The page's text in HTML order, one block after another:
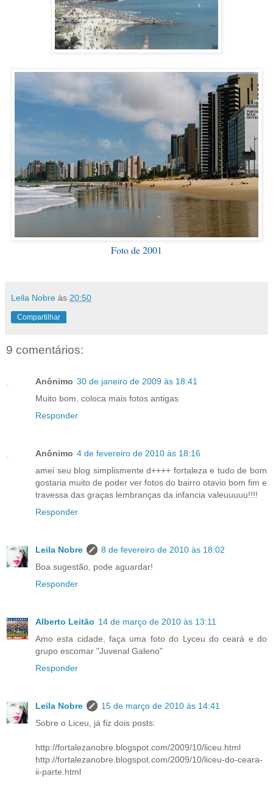
Foto de 2001
Leila Nobre às 20:50
Compartilhar
9 comentários:
Anônimo 30 de janeiro de 2009 às 18:41
Muito bom, coloca mais fotos antigas
Responder
Anônimo 4 de fevereiro de 2010 às 18:16
amei seu blog simplismente d++++ fortaleza e tudo de bom
gostaria muito de poder ver fotos do bairro otavio bom fim e
travessa das graças lembranças da infancia valeuuuuu!!!!
Responder
Leila Nobre
8 de fevereiro de 2010 às 18:02
Boa sugestão, pode aguardar!
Responder
Alberto Leitão 14 de março de 2010 às 13:11
Amo esta cidade, faça uma foto do Lyceu do ceará e do
grupo escomar "Juvenal Galeno"
Responder
Leila Nobre
15 de março de 2010 às 14:41
Sobre o Liceu, já fiz dois posts:
http://fortalezanobre.blogspot.com/2009/10/liceu.html
http://fortalezanobre.blogspot.com/2009/10/liceu-do-ceara-
ii-parte.html